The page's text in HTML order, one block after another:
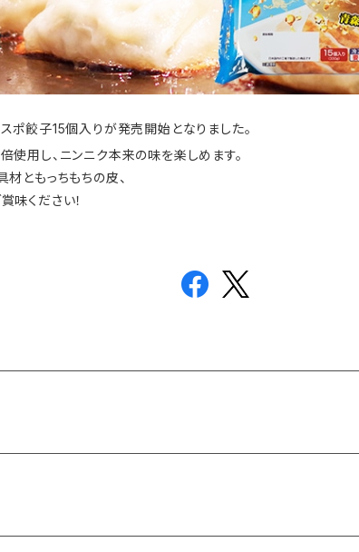
ポ餃子15個入りが発売開始となりました。
用し、ニンニク本来の味を楽しめます。
ともっちもちの皮、
味ください！